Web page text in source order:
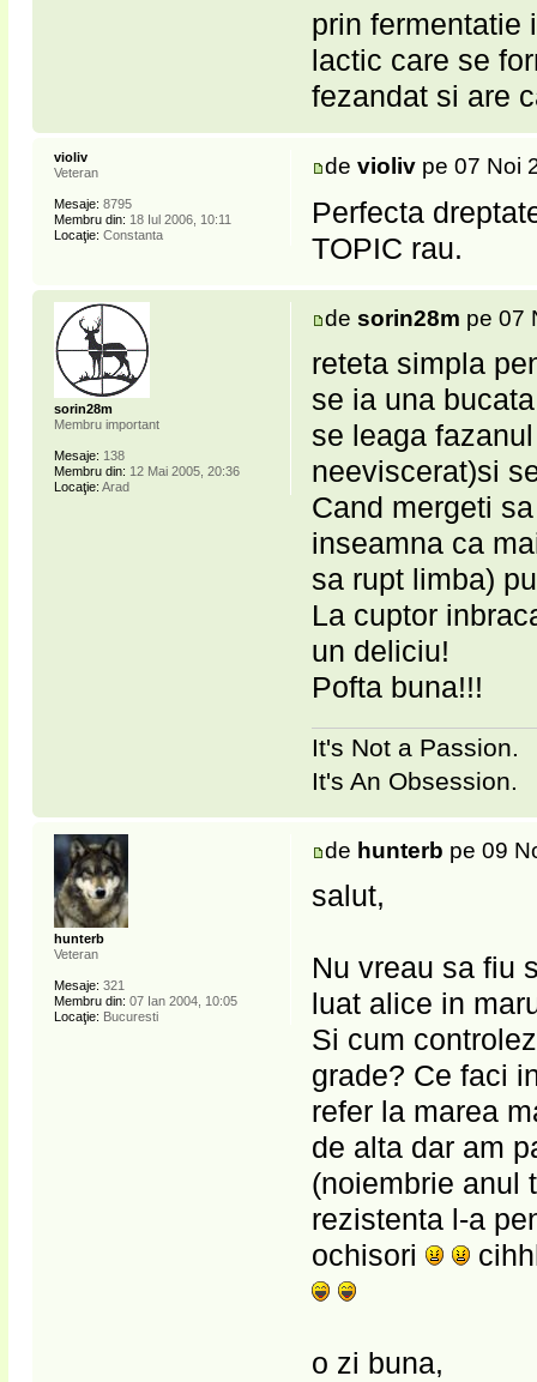
prin fermentatie
lactic care se
fezandat si are
devioliv pe 07 Noi
Perfecta
TOPIC rau.
violiv
Veteran
Mesaje: 8795
Membru din: 18 Iul 2006, 10:11
Locaţie: Constanta
desorin28m pe 07
reteta simpla
se ia una
se leaga
neeviscerat)si
Cand mergeti
inseamna ca
sa rupt limba)
La cuptor
un deliciu!
Pofta buna!!!
It's Not a Passion.
It's An Obsession.
sorin28m
Membru important
Mesaje: 138
Membru din: 12 Mai 2005, 20:36
Locaţie: Arad
de hunterb pe 09
salut,
Nu vreau sa fiu
luat alice in
Si cum
grade? Ce faci
refer la marea
de alta dar am
(noiembrie anul
rezistenta l-a
ochisori
o zi buna,
hunterb
Veteran
Mesaje: 321
Membru din: 07 Ian 2004, 10:05
Locaţie: Bucuresti